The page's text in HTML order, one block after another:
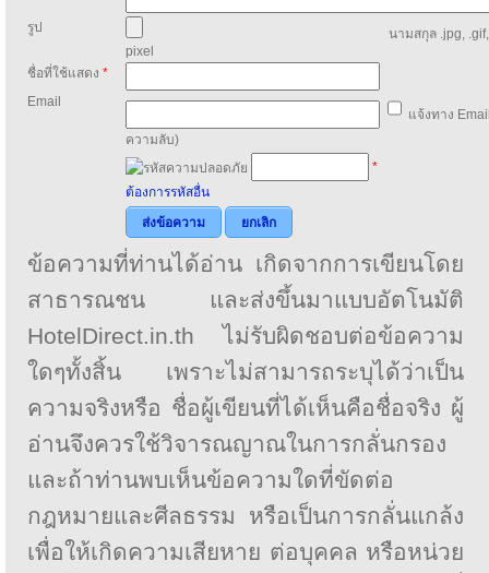
รูป
นามสกุล .jpg,
pixel
ชื่อที่ใช้แสดง *
Email
แจ้งทาง
ความลับ)
*
ต้องการรหัสอื่น
ส่งข้อความ
ยกเลิก
ข้อความที่ท่านได้อ่าน เกิดจากการเขียนโดย
สาธารณชน และส่งขึ้นมาแบบอัตโนมัติ
HotelDirect.in.th ไม่รับผิดชอบต่อข้อความ
ใดๆทั้งสิ้น เพราะไม่สามารถระบุได้ว่าเป็น
ความจริงหรือ ชื่อผู้เขียนที่ได้เห็นคือชื่อจริง ผู้
อ่านจึงควรใช้วิจารณญาณในการกลั่นกรอง
และถ้าท่านพบเห็นข้อความใดที่ขัดต่อ
กฎหมายและศีลธรรม หรือเป็นการกลั่นแกล้ง
เพื่อให้เกิดความเสียหาย ต่อบุคคล หรือหน่วย